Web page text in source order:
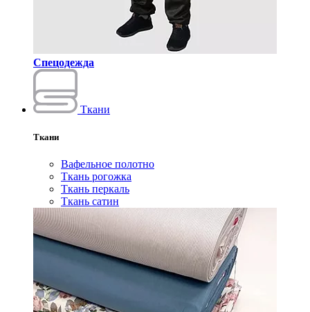
Спецодежда
Ткани
Ткани
Вафельное полотно
Ткань рогожка
Ткань перкаль
Ткань сатин